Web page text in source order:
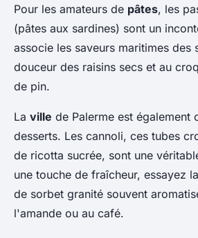
Pour les amateurs de pâtes, les
(pâtes aux sardines) sont un
associe les saveurs maritimes des
douceur des raisins secs et au
de pin.
La ville de Palerme est également
desserts. Les cannoli, ces tubes
de ricotta sucrée, sont une
une touche de fraîcheur, essayez la
de sorbet granité souvent
l'amande ou au café.